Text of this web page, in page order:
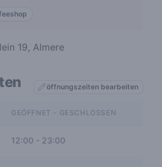
19, Almere
öffnungszeiten bearbeiten
GEÖFFNET - GESCHLOSSEN
12:00 - 23:00